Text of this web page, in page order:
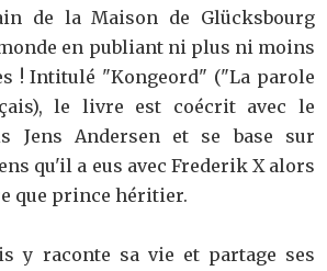
de la Maison de Glücksbourg
en publiant ni plus ni moins
! Intitulé "Kongeord" ("La parole
le livre est coécrit avec le
Jens Andersen et se base sur
qu'il a eus avec Frederik X alors
que prince héritier.
y raconte sa vie et partage ses